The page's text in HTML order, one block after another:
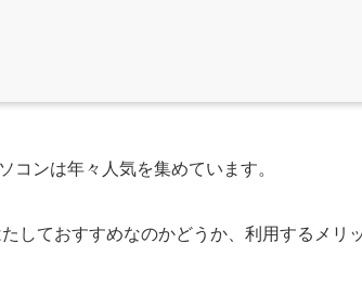
コンは年々人気を集めています。
たしておすすめなのかどうか、利用するメリ